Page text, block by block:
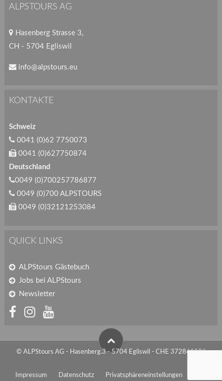
ALPSTOURS AG
Hasenberg Strasse 3,
CH - 5704 Egliswil
info@alpstours.eu
KONTAKTE
Schweiz
0041 (0)62 7750073
0041 (0)627750874
Deutschland
0049 (0)700257786877
0049 (0)700 ALPSTOURS
0049 (0)32121253084
QUICK LINKS
ALPStours Gästebuch
Jobs bei ALPStours
Newsletter
© ALPStours AG - Hasenberg.3 - 5704 Egliswil - CHE 372861586
Impressum Datenschutz Privatsphäreneinstellungen